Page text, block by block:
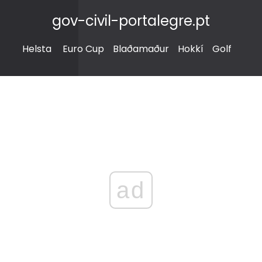
gov-civil-portalegre.pt
Helsta Euro Cup Blaðamaður Hokkí Golf
ad